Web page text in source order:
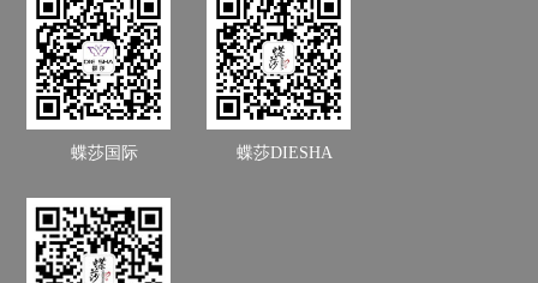
蝶莎国际 蝶莎DIESHA